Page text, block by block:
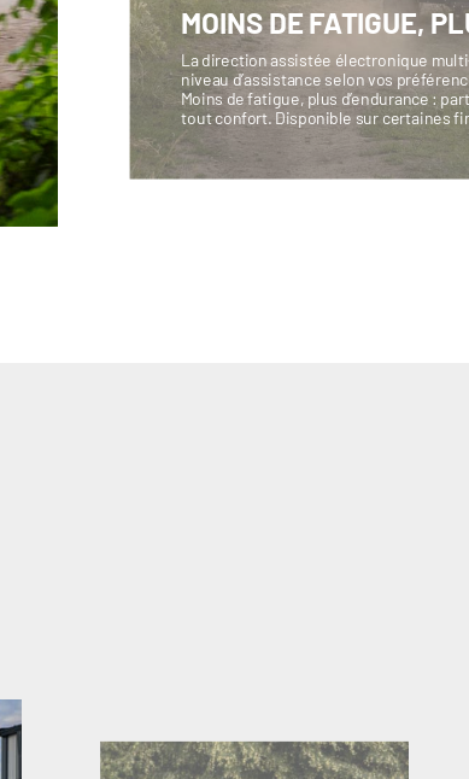
MOINS DE FATIGUE,
La direction assistée électronique
niveau d’assistance selon vos
Moins de fatigue, plus d’endurance :
tout confort. Disponible sur certaines